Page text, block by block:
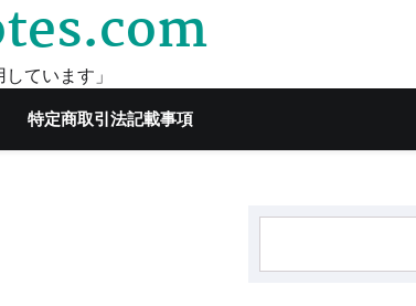
ています」
特定商取引法記載事項